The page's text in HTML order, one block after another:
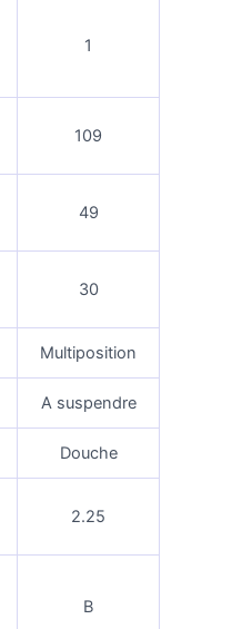
1
109
49
30
Multiposition
A suspendre
Douche
2.25
B